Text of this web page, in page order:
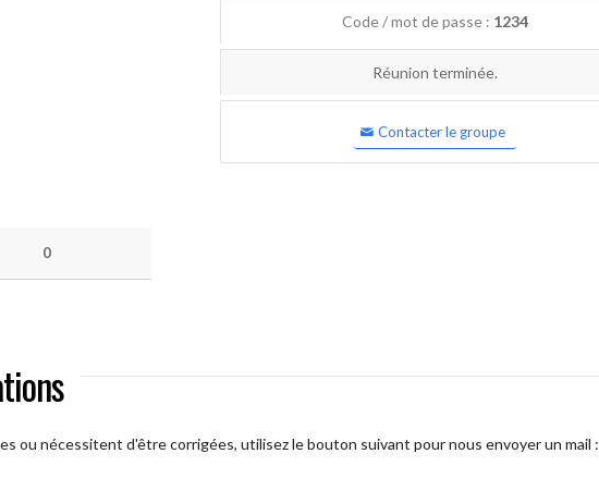
0
Code / mot de passe : 1234
Réunion terminée.
Contacter le groupe
ou nécessitent d'être corrigées, utilisez le bouton suivant pour nous envoyer un mail :